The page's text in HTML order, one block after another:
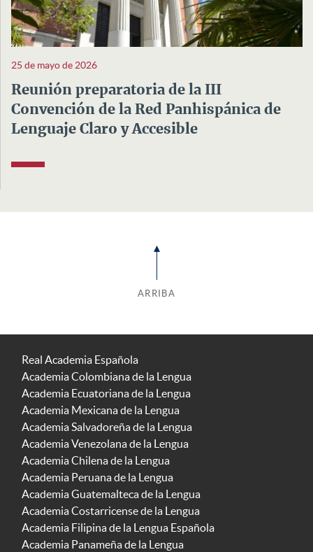
25 de mayo de 2026
Reunión preparatoria de la III
Convención de la Red Panhispánica de
Lenguaje Claro y Accesible
ARRIBA
Real Academia Española
Academia Colombiana de la Lengua
Academia Ecuatoriana de la Lengua
Academia Mexicana de la Lengua
Academia Salvadoreña de la Lengua
Academia Venezolana de la Lengua
Academia Chilena de la Lengua
Academia Peruana de la Lengua
Academia Guatemalteca de la Lengua
Academia Costarricense de la Lengua
Academia Filipina de la Lengua Española
Academia Panameña de la Lengua